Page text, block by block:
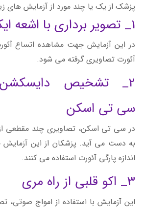
پزشک از یک یا چند مورد از آزمایش های
1_ تصویر برداری با اشعه ایکس
در این آزمایش جهت مشاهده اتساع
آئورت تصاویری گرفته می شود.
2_ تشخیص
سی تی اسکن
در سی تی اسکن، تصاویری چند مقطعی
به دست می آید. پزشکان از این
اندازه پارگی آئورت استفاده می کنند.
3_ اکو قلبی از راه مری
این آزمایش با استفاده از امواج صوتی،